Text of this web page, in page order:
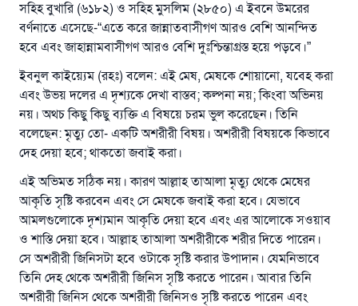
সহিহ বুখারি (৬১৮২) ও সহিহ মুসলিম (২৮৫০) এ ইবনে উমরের
বর্ণনাতে এসেছে-“এতে করে জান্নাতবাসীগণ আরও বেশি আনন্দিত
হবে এবং জাহান্নামবাসীগণ আরও বেশি দুঃশ্চিন্তাগ্রস্ত হয়ে পড়বে।”
ইবনুল কাইয়্যেম (রহঃ) বলেন: এই মেষ, মেষকে শোয়ানো, যবেহ করা
এবং উভয় দলের এ দৃশ্যকে দেখা বাস্তব; কল্পনা নয়; কিংবা অভিনয়
নয়। অথচ কিছু কিছু ব্যক্তি এ বিষয়ে চরম ভুল করেছেন। তিনি
বলেছেন: মৃত্যু তো- একটি অশরীরী বিষয়। অশরীরী বিষয়কে কিভাবে
দেহ দেয়া হবে; থাকতো জবাই করা।
এই অভিমত সঠিক নয়। কারণ আল্লাহ তাআলা মৃত্যু থেকে মেষের
আকৃতি সৃষ্টি করবেন এবং সে মেষকে জবাই করা হবে। যেভাবে
আমলগুলোকে দৃশ্যমান আকৃতি দেয়া হবে এবং এর আলোকে সওয়াব
ও শাস্তি দেয়া হবে। আল্লাহ তাআলা অশরীরীকে শরীর দিতে পারেন।
সে অশরীরী জিনিসটা হবে ওটাকে সৃষ্টি করার উপাদান। যেমনিভাবে
তিনি দেহ থেকে অশরীরী জিনিস সৃষ্টি করতে পারেন। আবার তিনি
অশরীরী জিনিস থেকে অশরীরী জিনিসও সৃষ্টি করতে পারেন এবং